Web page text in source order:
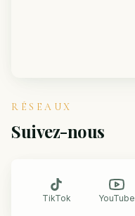
RÉSEAUX
Suivez-nous
TikTok YouTube